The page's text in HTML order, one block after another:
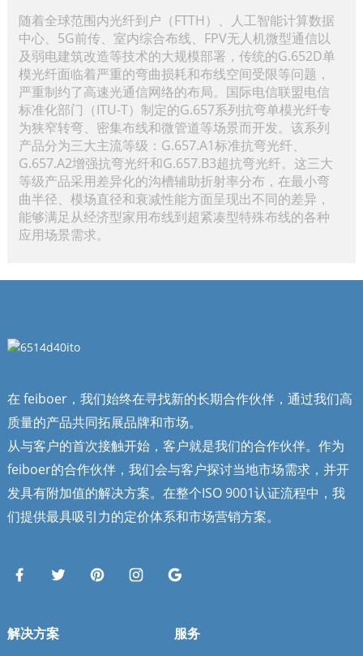
随着全球范围内光纤到户（FTTH）、人工智能计算数据
中心、5G前传、室内综合布线、FPV无人机微型通信以
及弱电建筑改造等技术的大规模部署，传统的G.652D单
模光纤面临着严重的弯曲损耗和布线空间受限等问题，
严重制约了高速光通信网络的布局。国际电信联盟电信
标准化部门（ITU-T）制定的G.657系列抗弯单模光纤专
为狭窄转弯、密集布线和微管道等场景而开发。该系列
产品分为三大主流等级：G.657.A1标准抗弯光纤、
G.657.A2增强抗弯光纤和G.657.B3超抗弯光纤。这三大
等级产品采用差异化的沟槽辅助折射率分布，在最小弯
曲半径、模场直径和衰减性能方面呈现出不同的差异，
能够满足从经济型家用布线到超紧凑型特殊布线的各种
应用场景需求。
在 feiboer，我们始终在寻找新的长期合作伙伴，通过我们高
质量的产品共同拓展品牌和市场。
从与客户的首次接触开始，客户就是我们的合作伙伴。作为
feiboer的合作伙伴，我们会与客户探讨当地市场需求，并开
发具有附加值的解决方案。在整个ISO 9001认证流程中，我
们提供最具吸引力的定价体系和市场营销方案。
解决方案 服务